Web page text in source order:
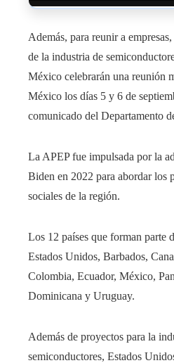
Además, para reunir a
de la industria de
México celebrarán una reunión
México los días 5 y 6 de
comunicado del Departamento
La APEP fue impulsada por la
Biden en 2022 para abordar los
sociales de la región.
Los 12 países que forman parte
Estados Unidos, Barbados,
Colombia, Ecuador, México,
Dominicana y Uruguay.
Además de proyectos para la
semiconductores, Estados